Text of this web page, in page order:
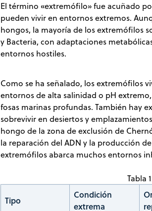
El término «extremófilo» fue acuñado
pueden vivir en entornos extremos.
hongos, la mayoría de los extremófilos
y Bacteria, con adaptaciones
entornos hostiles.
Como se ha señalado, los extremófilos
entornos de alta salinidad o pH
fosas marinas profundas. También hay
sobrevivir en desiertos y
hongo de la zona de exclusión de
la reparación del ADN y la producción
extremófilos abarca muchos entornos
Tabla
Tipo
Condición
extrema